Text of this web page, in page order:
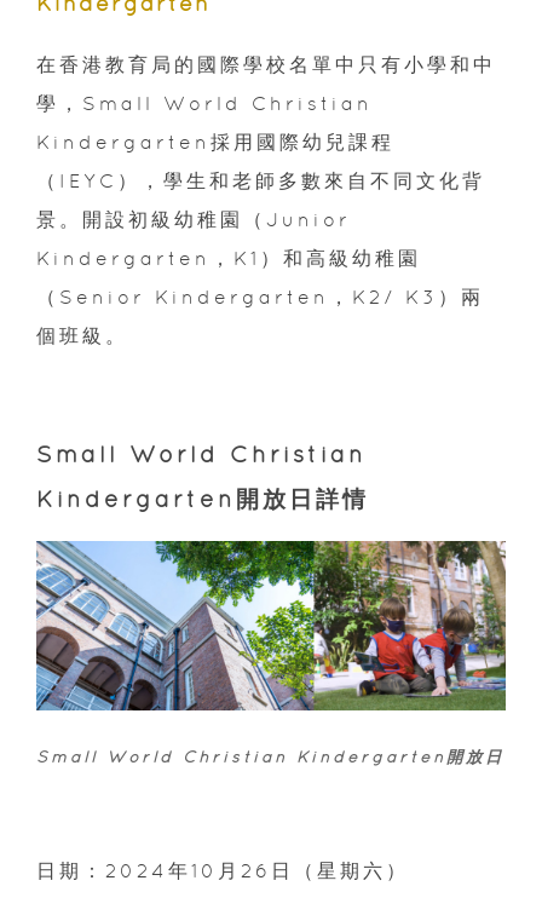
在香港教育局的國際學校名單中只有小學和中
學，Small World Christian
Kindergarten採用國際幼兒課程
（IEYC），學生和老師多數來自不同文化背
景。開設初級幼稚園（Junior
Kindergarten，K1）和高級幼稚園
（Senior Kindergarten，K2/ K3）兩
個班級。
Small World Christian
Kindergarten開放日詳情
Small World Christian Kindergarten開放日
日期：2024年10月26日（星期六）